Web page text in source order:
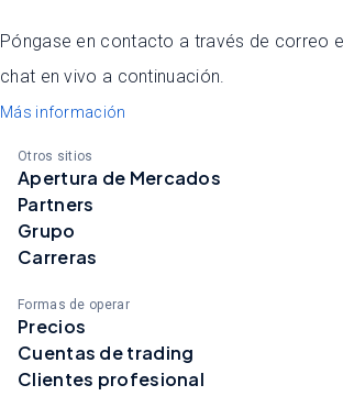
Póngase en contacto a través de correo
chat en vivo a continuación.
Más información
Otros sitios
Apertura de Mercados
Partners
Grupo
Carreras
Formas de operar
Precios
Cuentas de trading
Clientes profesional